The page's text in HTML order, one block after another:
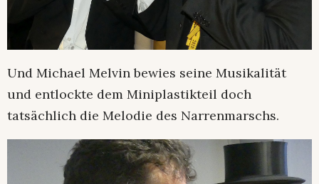
Und Michael Melvin bewies seine Musikalität
und entlockte dem Miniplastikteil doch
tatsächlich die Melodie des Narrenmarschs.